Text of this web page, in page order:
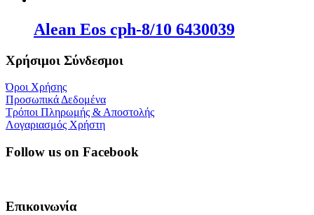
Alean Eos cph-8/10 6430039
Χρήσιμοι Σύνδεσμοι
Όροι Χρήσης
Προσωπικά Δεδομένα
Τρόποι Πληρωμής & Αποστολής
Λογαριασμός Χρήστη
Follow us on Facebook
Επικοινωνία